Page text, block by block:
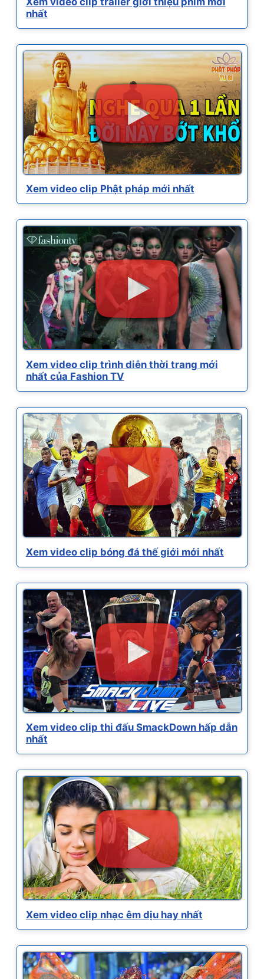
nhất
Xem video clip Phật pháp mới nhất
Xem video clip trình diễn thời trang mới
nhất của Fashion TV
Xem video clip bóng đá thế giới mới nhất
Xem video clip thi đấu SmackDown hấp dẫn
nhất
Xem video clip nhạc êm dịu hay nhất